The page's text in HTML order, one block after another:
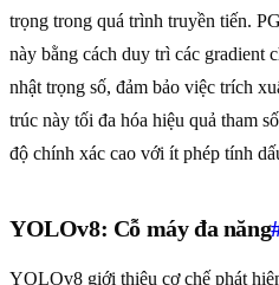
trọng trong quá trình truyền tiến.
này bằng cách duy trì các gradient
nhật trọng số, đảm bảo việc trích
trúc này tối đa hóa hiệu quả tham
độ chính xác cao với ít phép tính
YOLOv8: Cỗ máy đa năng
YOLOv8 giới thiệu cơ chế phát